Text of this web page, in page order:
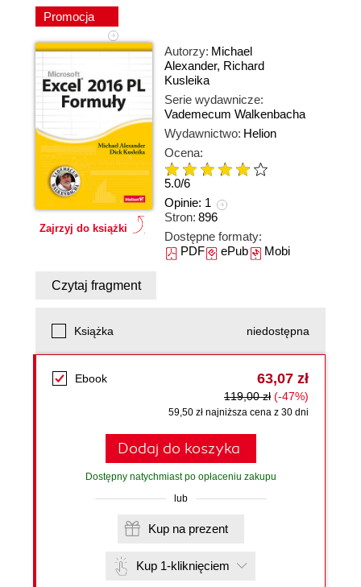
Promocja
Zajrzyj do książki
Autorzy: Michael
Alexander, Richard
Kusleika
Serie wydawnicze:
Vademecum Walkenbacha
Wydawnictwo: Helion
Ocena:
5.0/6
Opinie: 1
Stron: 896
Dostępne formaty:
PDFePubMobi
Czytaj fragment
Książka niedostępna
Ebook 63,07 zł
119,00 zł (-47%)
59,50 zł najniższa cena z 30 dni
Dodaj do koszyka
Dostępny natychmiast po opłaceniu zakupu
lub
Kup na prezent
Kup 1-kliknięciem